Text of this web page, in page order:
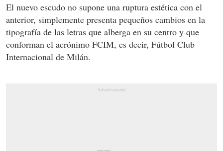
El nuevo escudo no supone una ruptura estética con el
anterior, simplemente presenta pequeños cambios en la
tipografía de las letras que alberga en su centro y que
conforman el acrónimo FCIM, es decir, Fútbol Club
Internacional de Milán.